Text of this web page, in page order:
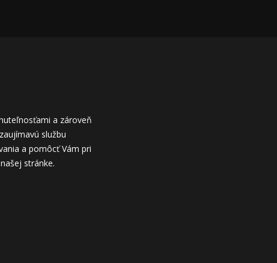
a zároveň
službu
a pomôcť Vám pri
stránke.